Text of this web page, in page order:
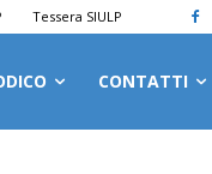
Tessera SIULP
CONTATTI